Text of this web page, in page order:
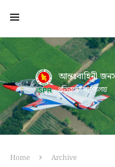
আন্তঃবাহিনী
প্রতিরক্ষা মন্ত্রণালয়
Home Archive